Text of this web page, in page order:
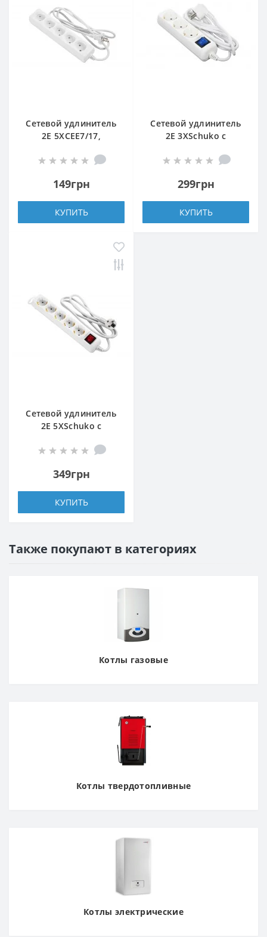
Сетевой удлинитель
2E 5XCEE7/17,
149грн
КУПИТЬ
Сетевой удлинитель
2E 3XSchuko с
мм, 1.5м, white
299грн
КУПИТЬ
Сетевой удлинитель
2E 5XSchuko с
3G*1.5мм, 1.5м, white
349грн
КУПИТЬ
Также покупают в категориях
Котлы газовые
Котлы твердотопливные
Котлы электрические